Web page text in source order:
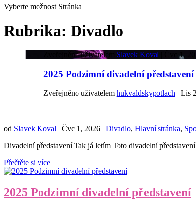
Vyberte možnost Stránka
Rubrika: Divadlo
Zveřejněno uživatelem Slavek Koval| Čvc 1,
2025 Podzimní divadelní představení
Zveřejněno uživatelem hukvaldskypotlach | Lis
od Slavek Koval | Čvc 1, 2026 | Divadlo, Hlavní stránka,
Divadelní představení Tak já letím Toto divadelní
Přečtěte si více
2025 Podzimní divadelní představení